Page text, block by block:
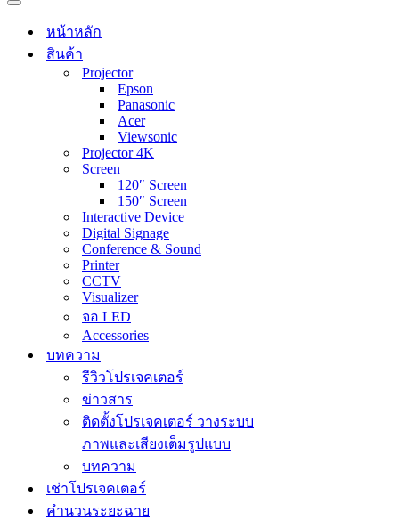
Navigation
หน้าหลัก
สินค้า
Projector
Epson
Panasonic
Acer
Viewsonic
Projector 4K
Screen
120″ Screen
150″ Screen
Interactive Device
Digital Signage
Conference & Sound
Printer
CCTV
Visualizer
จอ LED
Accessories
บทความ
รีวิวโปรเจคเตอร์
ข่าวสาร
ติดตั้งโปรเจคเตอร์ วางระบบ
ภาพและเสียงเต็มรูปแบบ
บทความ
เช่าโปรเจคเตอร์
คำนวนระยะฉาย